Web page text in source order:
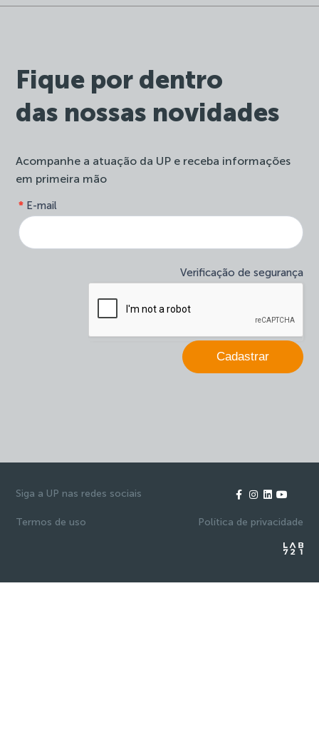
Fique por dentro
das nossas novidades
Acompanhe a atuação da UP e receba informações
em primeira mão
site-
newsletter
E-mail
*
Verificação de segurança
Cadastrar
você
é
humano,
este
campo
branco.
Siga a UP nas redes sociais
Termos de uso Política de privacidade